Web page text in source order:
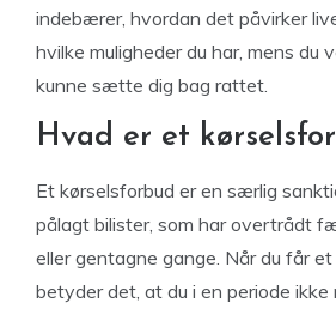
indebærer, hvordan det påvirker
hvilke muligheder du har, mens du
kunne sætte dig bag rattet.
Hvad er et
Et kørselsforbud er en særlig
pålagt bilister, som har overtrådt
eller gentagne gange. Når du får
betyder det, at du i en periode ikke